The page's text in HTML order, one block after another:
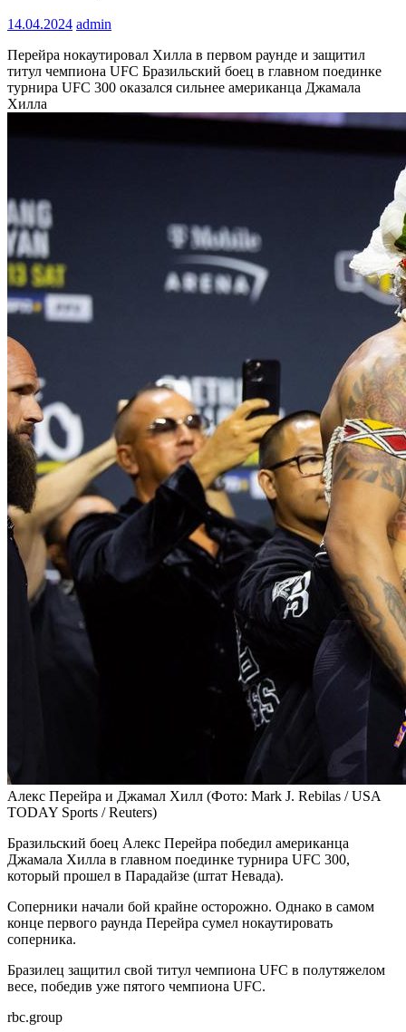
14.04.2024 admin
Перейра нокаутировал Хилла в первом раунде и защитил
титул чемпиона UFC Бразильский боец в главном поединке
турнира UFC 300 оказался сильнее американца Джамала
Хилла
Алекс Перейра и Джамал Хилл (Фото: Mark J. Rebilas / USA
TODAY Sports / Reuters)
Бразильский боец Алекс Перейра победил американца
Джамала Хилла в главном поединке турнира UFC 300,
который прошел в Парадайзе (штат Невада).
Соперники начали бой крайне осторожно. Однако в самом
конце первого раунда Перейра сумел нокаутировать
соперника.
Бразилец защитил свой титул чемпиона UFC в полутяжелом
весе, победив уже пятого чемпиона UFC.
rbc.group